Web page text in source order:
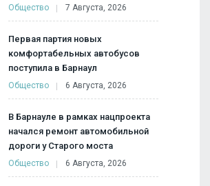
Общество 7 Августа, 2026
Первая партия новых
комфортабельных автобусов
поступила в Барнаул
Общество 6 Августа, 2026
В Барнауле в рамках нацпроекта
начался ремонт автомобильной
дороги у Старого моста
Общество 6 Августа, 2026